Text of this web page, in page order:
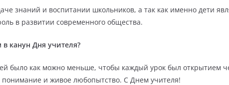
знаний и воспитании школьников, а так как именно дети
в развитии современного общества.
канун Дня учителя?
как можно меньше, чтобы каждый урок был открытием
понимание и живое любопытство. С Днем учителя!